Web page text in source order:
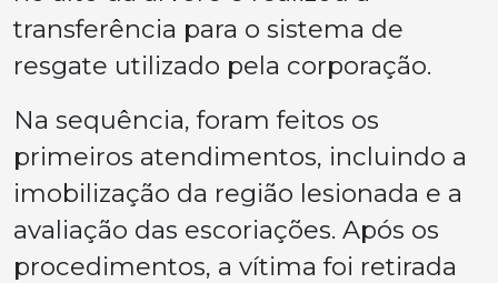
transferência para o sistema de
resgate utilizado pela corporação.
Na sequência, foram feitos os
primeiros atendimentos, incluindo a
imobilização da região lesionada e a
avaliação das escoriações. Após os
procedimentos, a vítima foi retirada